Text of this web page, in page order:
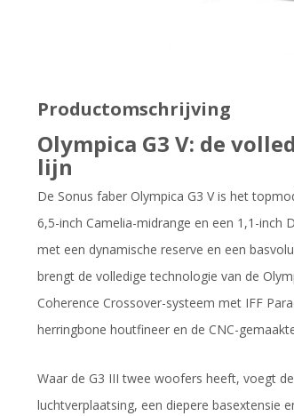
Productomschrijving
Olympica G3 V: de
lijn
De Sonus faber Olympica G3 V is het
6,5-inch Camelia-midrange en een 1,1-
met een dynamische reserve en een
brengt de volledige technologie van de
Coherence Crossover-systeem met IFF
herringbone houtfineer en de CNC-
Waar de G3 III twee woofers heeft, voegt
luchtverplaatsing, een diepere basextensie